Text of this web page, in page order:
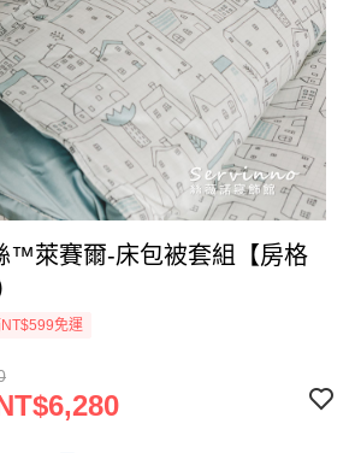
™萊賽爾-床包被套組【房格
免運